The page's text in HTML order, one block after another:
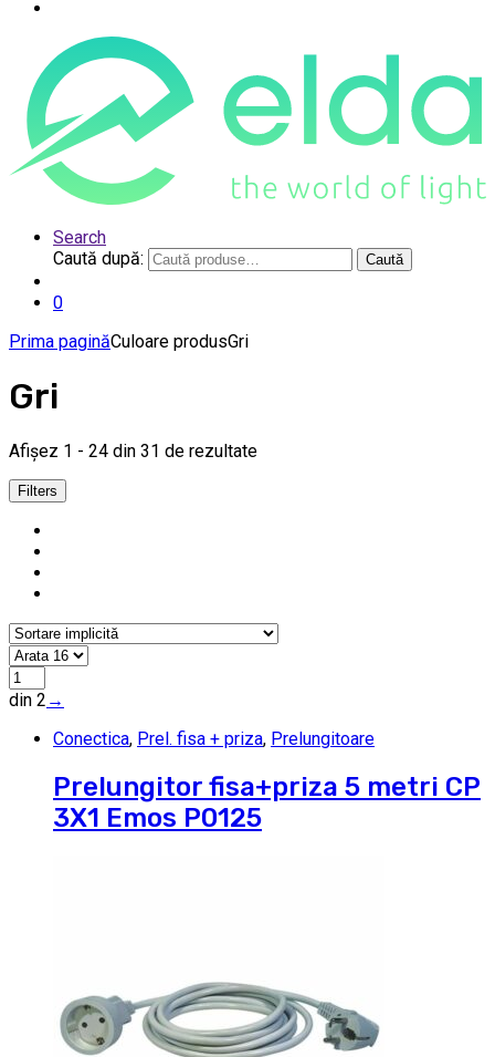
Search
Caută după:
Caută
0
Prima paginăCuloare produsGri
Gri
Afișez 1 - 24 din 31 de rezultate
Filters
din 2 →
Conectica, Prel. fisa + priza, Prelungitoare
Prelungitor fisa+priza 5 metri CP
3X1 Emos P0125